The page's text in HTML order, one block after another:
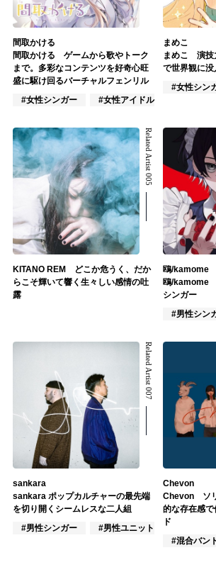
間取かける
間取かける ゲームから歌やトーク
まで。多彩なコンテンツを好奇心旺
盛に駆け回るバーチャルフェンリル
#女性シンガー
#女性アイドル
まめこ
まめこ 演技
で世界観に没
#女性シン
Related Artist 005
KITANO REM どこか危うく、だか
らこそ輝いて響く生々しい感情の吐
露
鴎/kamome
鴎/kamome
シンガー
#男性シン
Related Artist 007
sankara
sankara ポップカルチャーの最先端
を切り開くシームレスな二人組
#男性シンガー
#男性ユニット
Chevon
Chevon ソ
的な存在感
ド
#混合バン